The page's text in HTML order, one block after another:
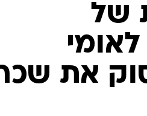
של
את